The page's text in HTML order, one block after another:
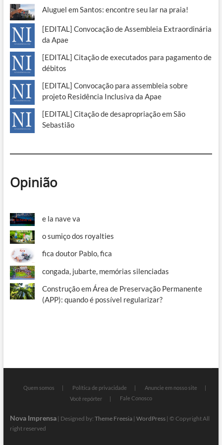
Aluguel em Santos: encontre seu lar na praia!
[EDITAL] Convocação de Assembleia Extraordinária
da Apae
[EDITAL] Citação de executados para pagamento de
débitos
[EDITAL] Convocação para assembleia sobre
projeto Residência Inclusiva da Apae
[EDITAL] Citação de desapropriação em São
Sebastião
Opinião
e la nave va
o sumiço dos royalties
fica doutor Pablo, fica
congada, jubarte, memórias silenciadas
Construção em Área de Preservação Permanente
(APP): quando é possível regularizar?
Quem somos Política de privacidade
Anuncie em nosso site
Você repórter
Fale Conosco
Nova Imprensa| Designed by: Theme Freesia| WordPress| © Copyright All
right reserved